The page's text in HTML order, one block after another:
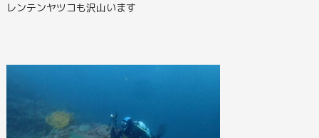
レンテンヤツコも沢山います